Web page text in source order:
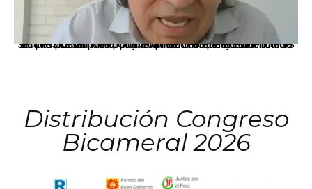
La presidenta Keiko Fujimori informó que la solicitud de indulto presentada por el expresidente Alejandro Toledo será evaluada por la Comisión de Gracias Presidenciales conforme al procedimiento establecido.
Distribución Congreso
Bicameral 2026